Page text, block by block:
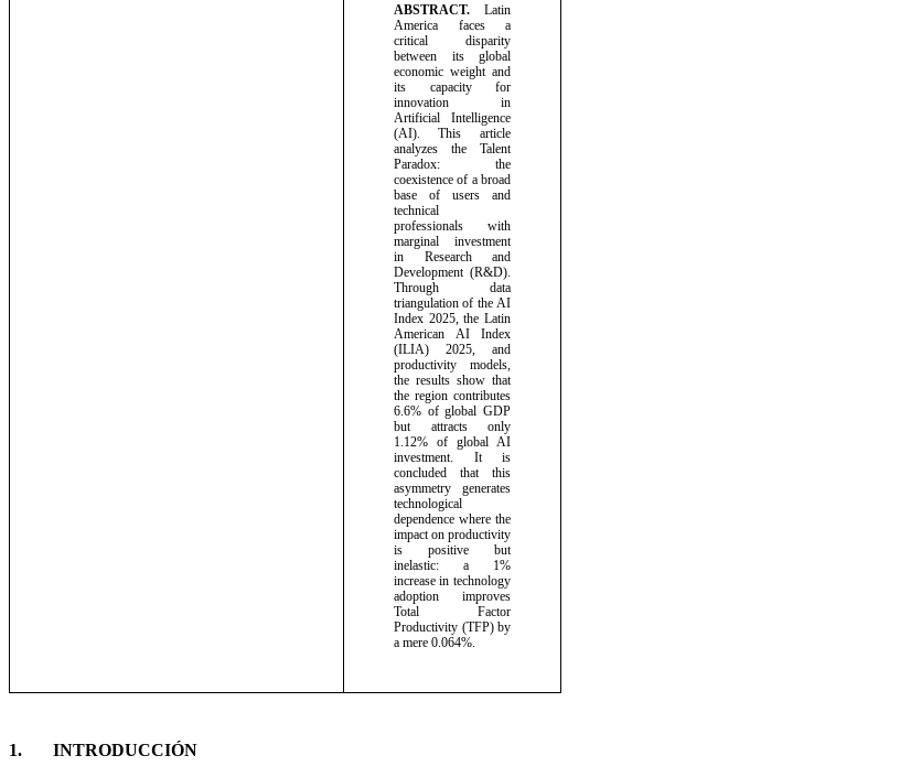
ABSTRACT.Latin
America faces a
critical disparity
between its global
economic weight and
its capacity for
innovation
in
Artificial
Intelligence
(AI).
This
article
analyzes
the
Talent
Paradox:
the
coexistence of a broad
base of users and
technical
professionals with
marginal investment
in Research and
Development (R&D).
Through
data
triangulation of the AI
Index 2025, the Latin
American
AI
Index
(ILIA) 2025, and
productivity models,
the results show that
the region contributes
6.6% of global GDP
but attracts only
1.12% of global AI
investment. It is
concluded that this
asymmetry generates
technological
dependence where the
impact on productivity
is
positive
but
inelastic:
a
1%
increase in technology
adoption improves
Total Factor
Productivity (TFP) by
a mere 0.064%.
1. INTRODUCCIÓN